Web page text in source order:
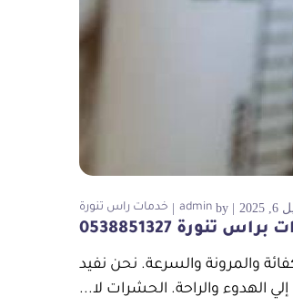
2025
by
admin خدمات راس تنورة
0538851327
والمرونة والسرعة. نحن نفيد
الهدوء والراحة. الحشرات لا...